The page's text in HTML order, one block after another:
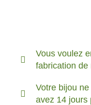
Vous voulez
fabrication de
Votre bijou
avez 14 jours